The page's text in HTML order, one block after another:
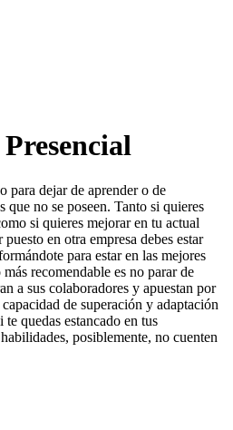
para dejar de aprender o de
que no se poseen. Tanto si quieres
si quieres mejorar en tu actual
en otra empresa debes estar
para estar en las mejores
recomendable es no parar de
a sus colaboradores y apuestan por
de superación y adaptación
quedas estancado en tus
posiblemente, no cuenten